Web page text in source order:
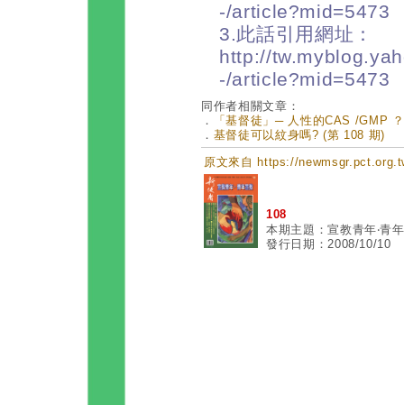
-/article?mid=5473
3.此話引用網址：
http://
-/article?mid=5473
同作者相關文章：
．
「基督徒」─ 人性的CAS /GMP
． 基督徒可以紋身嗎? (第 108 期)
原文來自 https://
108
本期主題：宣教青年‧青
發行日期：2008/10/10